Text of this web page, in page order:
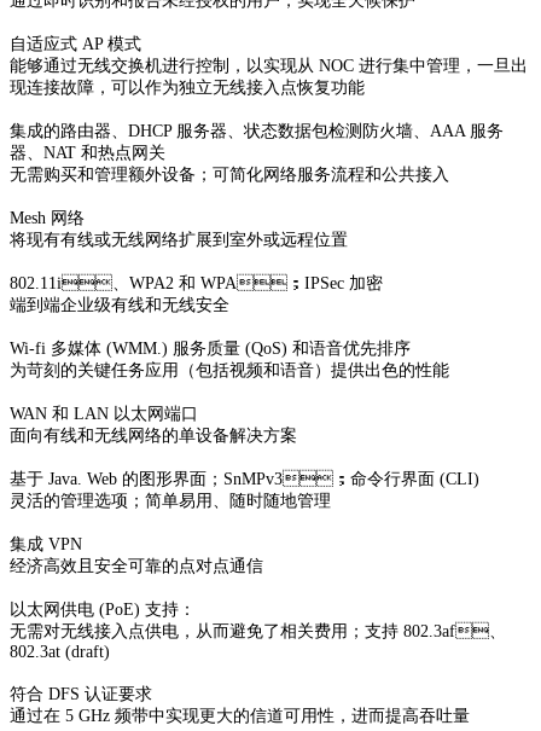
自适应式 AP 模式
能够通过无线交换机进行控制，以实现从 NOC 进行集中管理，一旦出
现连接故障，可以作为独立无线接入点恢复功能
集成的路由器、DHCP 服务器、状态数据包检测防火墙、AAA 服务
器、NAT 和热点网关
无需购买和管理额外设备；可简化网络服务流程和公共接入
Mesh 网络
将现有有线或无线网络扩展到室外或远程位置
802.11i、WPA2 和 WPA；IPSec 加密
端到端企业级有线和无线安全
Wi-fi 多媒体 (WMM.) 服务质量 (QoS) 和语音优先排序
为苛刻的关键任务应用（包括视频和语音）提供出色的性能
WAN 和 LAN 以太网端口
面向有线和无线网络的单设备解决方案
基于 Java. Web 的图形界面；SnMPv3；命令行界面 (CLI)
灵活的管理选项；简单易用、随时随地管理
集成 VPN
经济高效且安全可靠的点对点通信
以太网供电 (PoE) 支持：
无需对无线接入点供电，从而避免了相关费用；支持 802.3af、
802.3at (draft)
符合 DFS 认证要求
通过在 5 GHz 频带中实现更大的信道可用性，进而提高吞吐量